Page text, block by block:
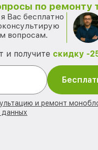
по ремонту
Вас бесплатно
вопросам.
и получите скидку -
и ремонт
данных